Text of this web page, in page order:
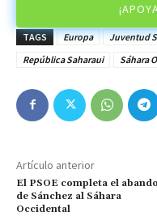
TAGS Europa Juventud
República Saharaui
Sáhara
Artículo anterior
El PSOE completa el
de Sánchez al Sáhara
Occidental